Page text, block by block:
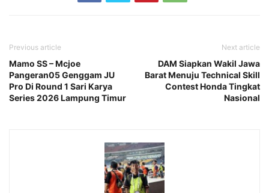
Previous article
Mamo SS – Mcjoe
Pangeran05 Genggam JU
Pro Di Round 1 Sari Karya
Series 2026 Lampung Timur
Next article
DAM Siapkan Wakil Jawa
Barat Menuju Technical Skill
Contest Honda Tingkat
Nasional